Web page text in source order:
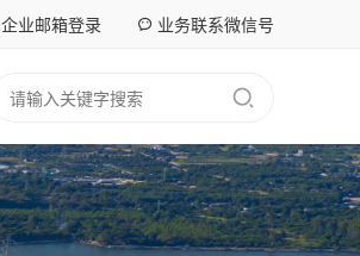
企业邮箱登录 业务联系微信号